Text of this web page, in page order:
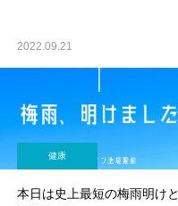
2022.09.21
健康
本日は史上最短の梅雨明けと